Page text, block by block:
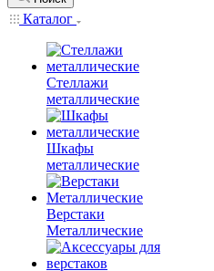
Каталог
Стеллажи
металлические
Шкафы
металлические
Верстаки
Металлические